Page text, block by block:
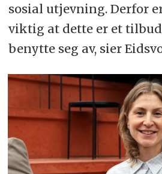
sosial utjevning. Derfor
viktig at dette er et
benytte seg av, sier